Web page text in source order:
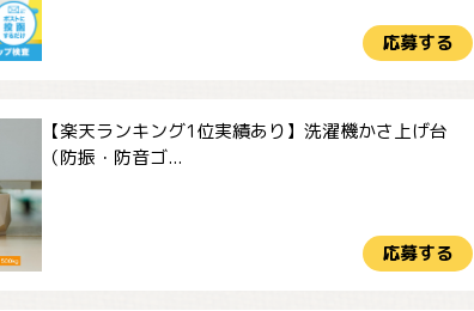
応募する
【楽天ランキング1位実績あり】洗濯機かさ上げ台
（防振・防音ゴ...
応募する